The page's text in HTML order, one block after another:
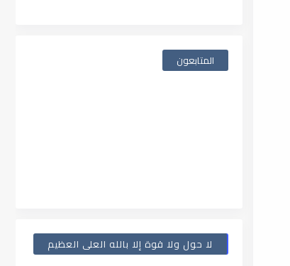
المتابعون
لا حول ولا قوة إلا بالله العلى العظيم